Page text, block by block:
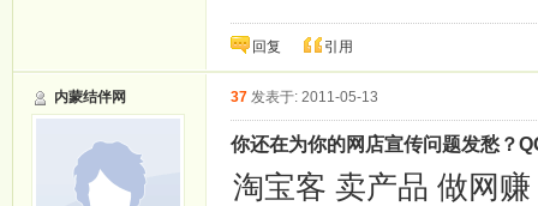
回复 引用
内蒙结伴网 37 发表于: 2011-05-13
你还在为你的网店宣传问题发愁？
淘宝客 卖产品 做网